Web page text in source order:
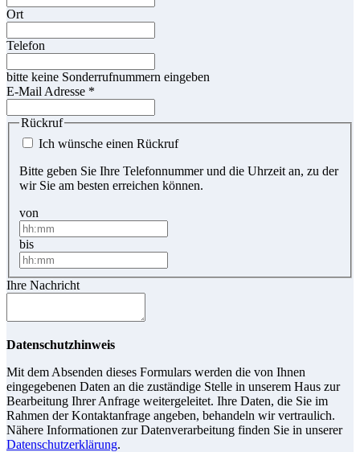
Ort
Telefon
bitte keine Sonderrufnummern eingeben
E-Mail Adresse *
Rückruf
Ich wünsche einen Rückruf
Bitte geben Sie Ihre Telefonnummer und die Uhrzeit an, zu der
wir Sie am besten erreichen können.
von
bis
Ihre Nachricht
Datenschutzhinweis
Mit dem Absenden dieses Formulars werden die von Ihnen
eingegebenen Daten an die zuständige Stelle in unserem Haus zur
Bearbeitung Ihrer Anfrage weitergeleitet. Ihre Daten, die Sie im
Rahmen der Kontaktanfrage angeben, behandeln wir vertraulich.
Nähere Informationen zur Datenverarbeitung finden Sie in unserer
Datenschutzerklärung.